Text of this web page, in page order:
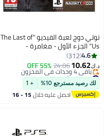
نوتي دوج لعبة الفيديو "The Last of
Us" الجزء الأول - مغامرة -
playstation_5_ps5
4.6
312
د.ك‏10.62
24.06
55% OFF
#28 في ألعاب الفيديو
أقل سعر في 30 يوم
باقي 4 وحدات في المخزون
#28 في ألعاب الفيديو
لك رصيد مسترجع 10% + 1
احصل عليه خلال 15 - 16